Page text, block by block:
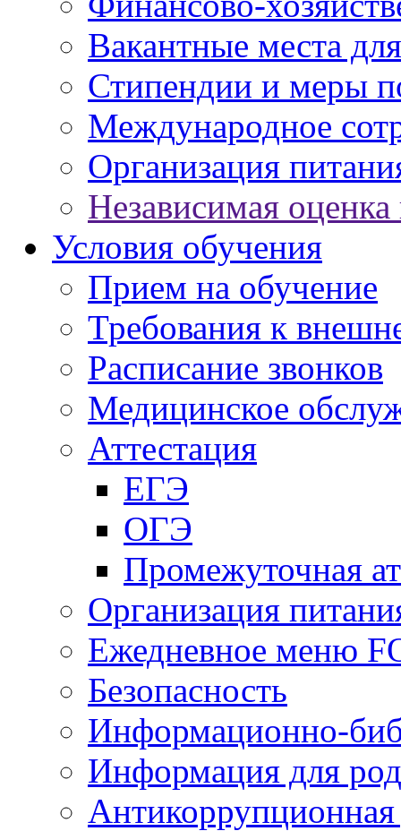
Вакантные места
Стипендии и меры
Международное
Организация
Независимая оценка
Условия обучения
Прием на обучение
Требования к
Расписание звонков
Медицинское
Аттестация
ЕГЭ
ОГЭ
Промежуточная
Организация
Ежедневное меню
Безопасность
Информационно-
Информация для
Антикоррупционная